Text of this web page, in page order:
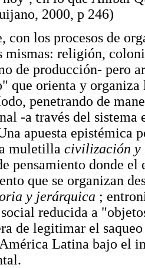
2000, p 246)
con los procesos de
mismas: religión,
de producción- pero
que orienta y
penetrando de
-a través del
apuesta epistémica
muletilla civilización y
pensamiento donde
que se organizan
y jerárquica ;
reducida a
de legitimar el
Latina bajo el